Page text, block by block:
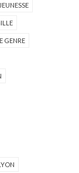
JEUNESSE
GENRE